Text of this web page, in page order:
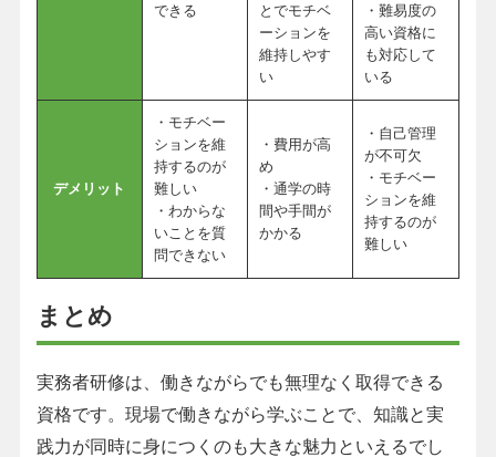
できる
とでモチベ
ーションを
維持しやす
い
・難易度の
高い資格に
も対応して
いる
デメリット
・モチベー
ションを維
持するのが
難しい
・わからな
いことを質
問できない
・費用が高
め
・通学の時
間や手間が
かかる
・自己管理
が不可欠
・モチベー
ションを維
持するのが
難しい
まとめ
実務者研修は、働きながらでも無理なく取得できる
資格です。現場で働きながら学ぶことで、知識と実
践力が同時に身につくのも大きな魅力といえるでし